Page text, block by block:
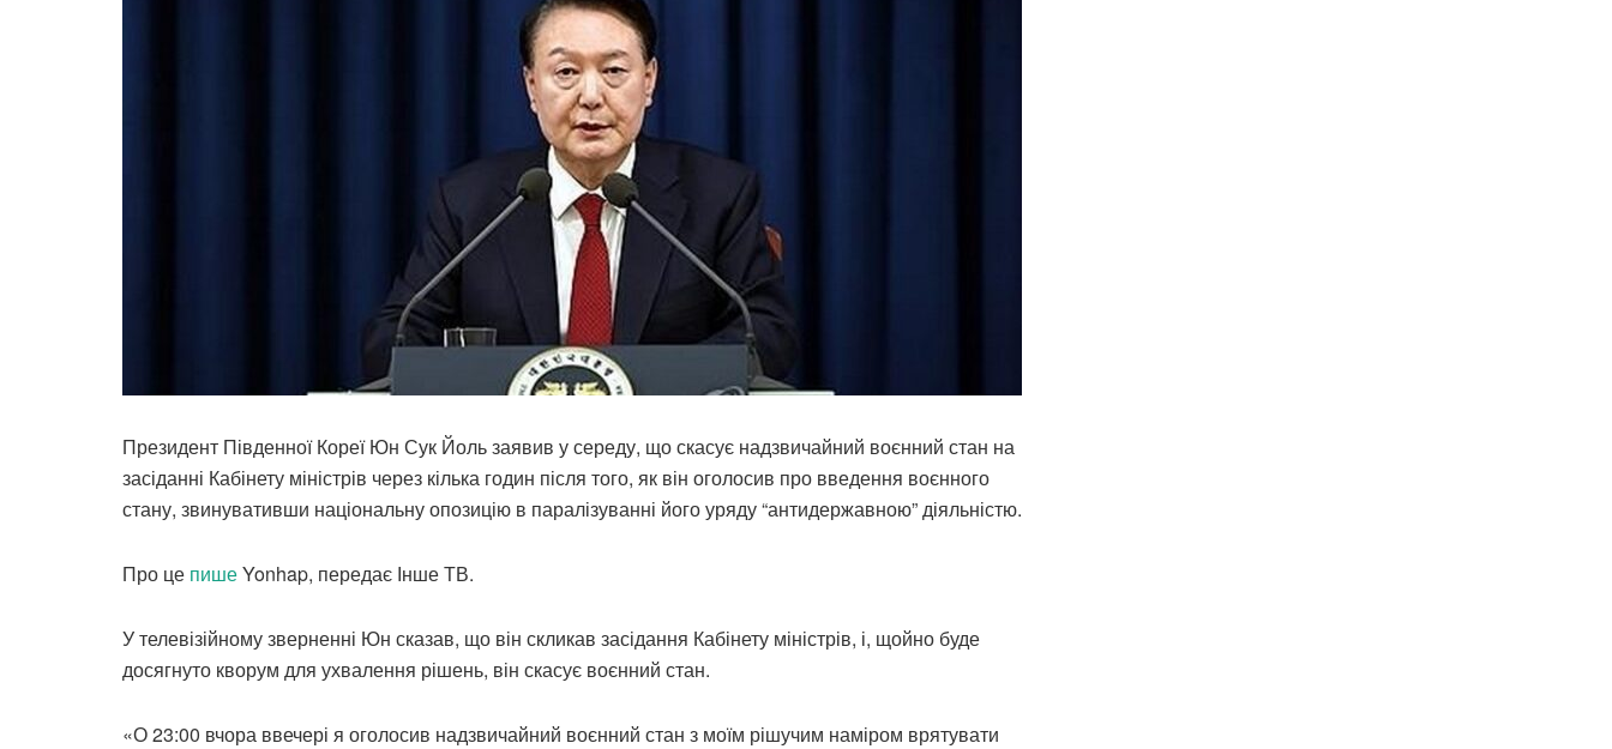
Президент Південної Кореї Юн Сук Йоль заявив у середу, що скасує надзвичайний воєнний стан на
засіданні Кабінету міністрів через кілька годин після того, як він оголосив про введення воєнного
стану, звинувативши національну опозицію в паралізуванні його уряду “антидержавною” діяльністю.
Про це пишеYonhap, передає Інше ТВ.
У телевізійному зверненні Юн сказав, що він скликав засідання Кабінету міністрів, і, щойно буде
досягнуто кворум для ухвалення рішень, він скасує воєнний стан.
«О 23:00 вчора ввечері я оголосив надзвичайний воєнний стан з моїм рішучим наміром врятувати